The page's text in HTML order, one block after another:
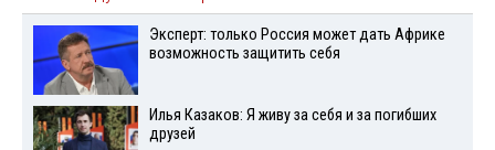
Эксперт: только Россия может дать Африке
возможность защитить себя
Илья Казаков: Я живу за себя и за погибших
друзей